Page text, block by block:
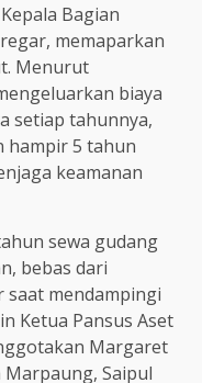
Bagian
memaparkan
Menurut
biaya
setiap tahunnya,
hampir 5 tahun
keamanan
sewa gudang
bebas dari
saat mendampingi
Ketua Pansus Aset
Margaret
Marpaung, Saipul